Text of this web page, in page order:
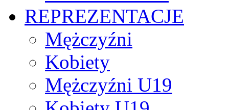
REPREZENTACJE
Mężczyźni
Kobiety
Mężczyźni U19